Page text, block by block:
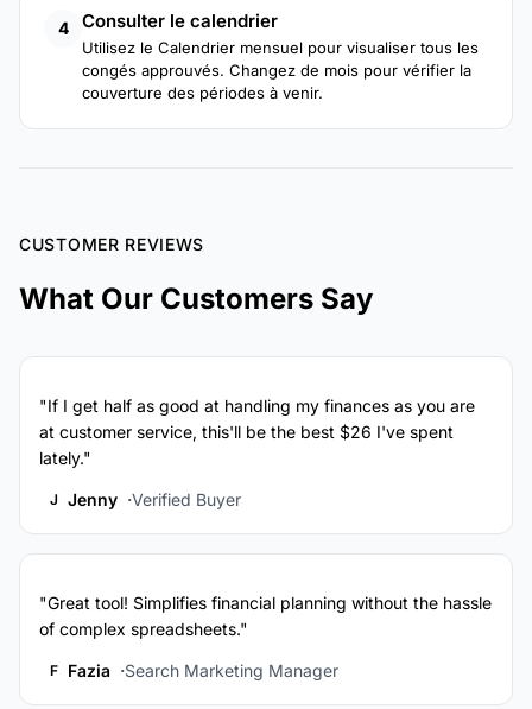
4 Consulter le calendrier
Utilisez le Calendrier mensuel pour visualiser tous les
congés approuvés. Changez de mois pour vérifier la
couverture des périodes à venir.
CUSTOMER REVIEWS
What Our Customers Say
"If I get half as good at handling my finances as you are
at customer service, this'll be the best $26 I've spent
lately."
J Jenny Verified Buyer
"Great tool! Simplifies financial planning without the hassle
of complex spreadsheets."
F Fazia Search Marketing Manager